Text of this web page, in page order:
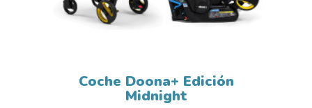
Coche Doona+ Edición
Midnight
Precio base